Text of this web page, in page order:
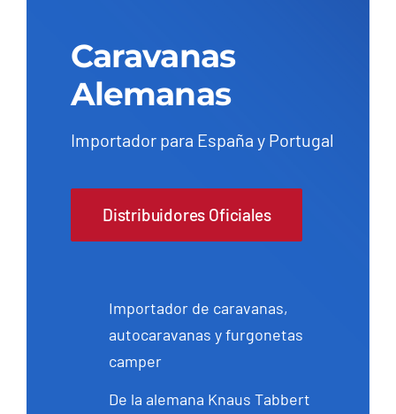
Caravanas
Alemanas
Importador para España y Portugal
Distribuidores Oficiales
Importador de caravanas,
autocaravanas y furgonetas
camper
De la alemana Knaus Tabbert